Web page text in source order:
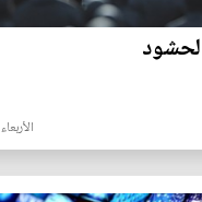
الأربعاء 24 كانون الأول 2025